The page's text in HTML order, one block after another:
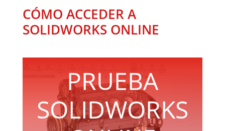
CÓMO ACCEDER A
SOLIDWORKS ONLINE
PRUEBA
SOLIDWORKS